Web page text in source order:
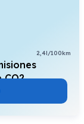
2,4l/100km